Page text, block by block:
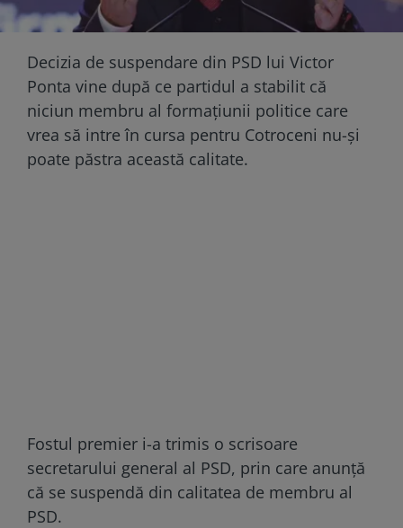
Decizia de suspendare din PSD lui Victor
Ponta vine după ce partidul a stabilit că
niciun membru al formațiunii politice care
vrea să intre în cursa pentru Cotroceni nu-și
poate păstra această calitate.
Fostul premier i-a trimis o scrisoare
secretarului general al PSD, prin care anunță
că se suspendă din calitatea de membru al
PSD.